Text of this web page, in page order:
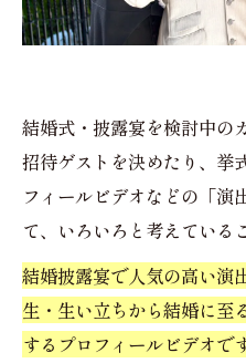
結婚式・披露宴を検討中の
招待ゲストを決めたり、挙
フィールビデオなどの「演
て、いろいろと考えている
結婚披露宴で人気の高い演
生・生い立ちから結婚に至
するプロフィールビデオで